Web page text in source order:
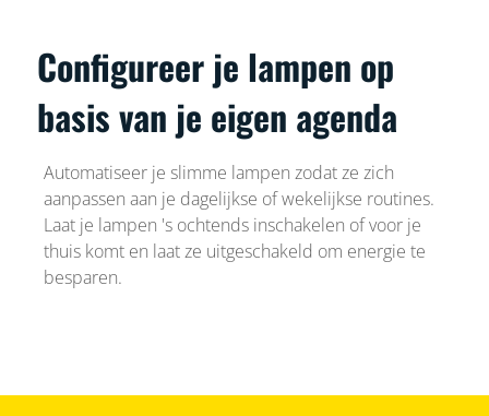
Configureer je lampen op
basis van je eigen agenda
Automatiseer je slimme lampen zodat ze zich
aanpassen aan je dagelijkse of wekelijkse routines.
Laat je lampen 's ochtends inschakelen of voor je
thuis komt en laat ze uitgeschakeld om energie te
besparen.